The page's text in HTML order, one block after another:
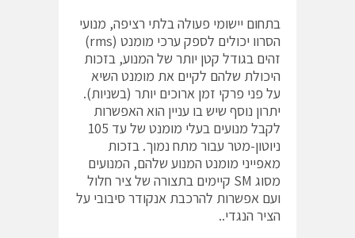
בתחום יישומי פעולה בלתי רציפה, מנועי
הסרוו יכולים לספק ערכי מומנט (rms)
זהים בגודל קטן יותר של המנוע, בזכות
היכולת שלהם לקיים את מומנט השיא
על פני פרקי זמן ארוכים יותר (בשניות).
יתרון נוסף שיש בו עניין הוא האפשרות
לקבל מנועים בעלי מומנט של עד 105
ניוטון-מטר עבור מתח נמוך. בזכות
מאפייני מומנט המנוע שלהם, המנועים
מסוג SM קיימים בתצורה של ציר חלול
ועם אפשרות להרכבת אנקודר סיבובי על
הציר הנגדי..